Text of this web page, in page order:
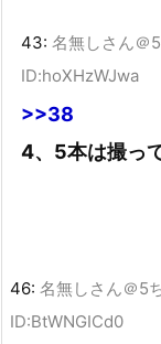
43: 名無しさん＠
ID:hoXHzWJwa
>>38
4、5本は撮っ
46: 名無しさん＠5
ID:BtWNGICd0